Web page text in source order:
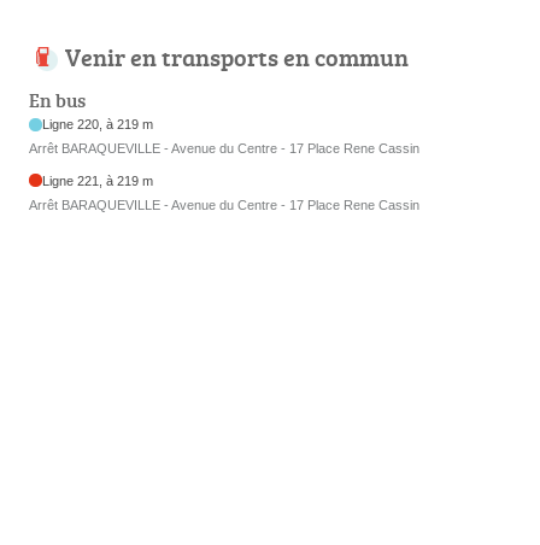
Venir en transports en commun
En bus
Ligne 220, à 219 m
Arrêt BARAQUEVILLE - Avenue du Centre - 17 Place Rene Cassin
Ligne 221, à 219 m
Arrêt BARAQUEVILLE - Avenue du Centre - 17 Place Rene Cassin